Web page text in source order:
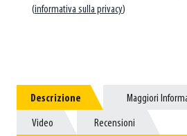
(informativa sulla privacy)
Descrizione
Descrizione Maggiori
Maggiori
Video
Video Recensioni
Recensioni